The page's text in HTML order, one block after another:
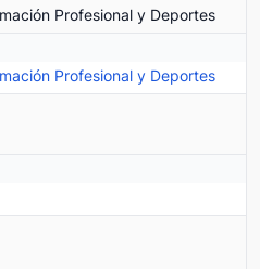
Profesional y Deportes
Profesional y Deportes